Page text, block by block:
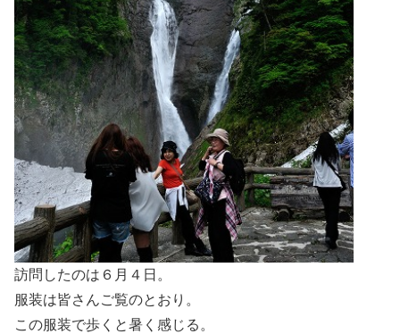
訪問したのは６月４日。
服装は皆さんご覧のとおり。
この服装で歩くと暑く感じる。